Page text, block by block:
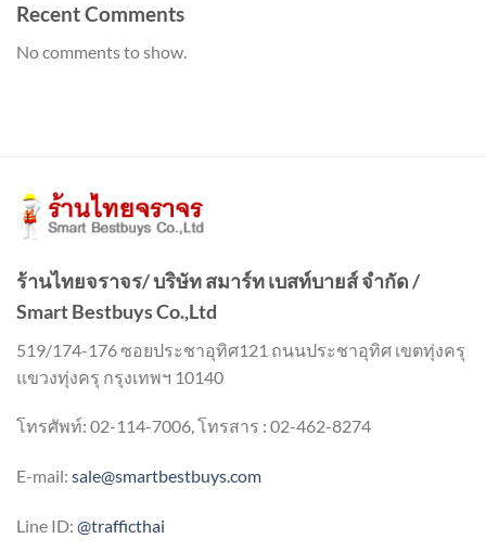
Recent Comments
No comments to show.
ร้านไทยจราจร/ บริษัท สมาร์ท เบสท์บายส์ จำกัด /
Smart Bestbuys Co.,Ltd
519/174-176 ซอยประชาอุทิศ121 ถนนประชาอุทิศ เขตทุ่งครุ
แขวงทุ่งครุ กรุงเทพฯ 10140
โทรศัพท์: 02-114-7006, โทรสาร : 02-462-8274
E-mail: sale@smartbestbuys.com
Line ID: @trafficthai